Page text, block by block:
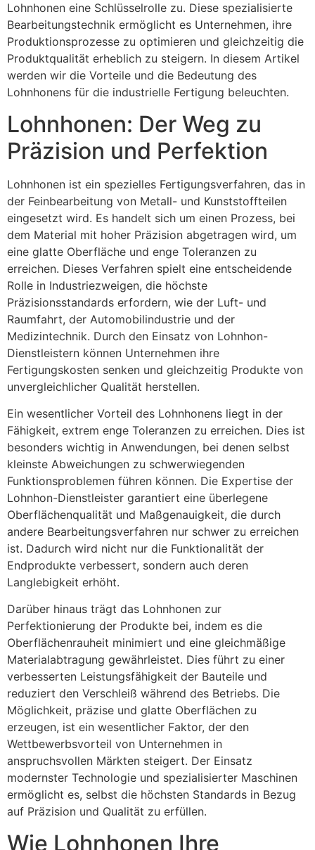
Lohnhonen eine Schlüsselrolle zu. Diese spezialisierte
Bearbeitungstechnik ermöglicht es Unternehmen, ihre
Produktionsprozesse zu optimieren und gleichzeitig die
Produktqualität erheblich zu steigern. In diesem Artikel
werden wir die Vorteile und die Bedeutung des
Lohnhonens für die industrielle Fertigung beleuchten.
Lohnhonen: Der Weg zu
Präzision und Perfektion
Lohnhonen ist ein spezielles Fertigungsverfahren, das in
der Feinbearbeitung von Metall- und Kunststoffteilen
eingesetzt wird. Es handelt sich um einen Prozess, bei
dem Material mit hoher Präzision abgetragen wird, um
eine glatte Oberfläche und enge Toleranzen zu
erreichen. Dieses Verfahren spielt eine entscheidende
Rolle in Industriezweigen, die höchste
Präzisionsstandards erfordern, wie der Luft- und
Raumfahrt, der Automobilindustrie und der
Medizintechnik. Durch den Einsatz von Lohnhon-
Dienstleistern können Unternehmen ihre
Fertigungskosten senken und gleichzeitig Produkte von
unvergleichlicher Qualität herstellen.
Ein wesentlicher Vorteil des Lohnhonens liegt in der
Fähigkeit, extrem enge Toleranzen zu erreichen. Dies ist
besonders wichtig in Anwendungen, bei denen selbst
kleinste Abweichungen zu schwerwiegenden
Funktionsproblemen führen können. Die Expertise der
Lohnhon-Dienstleister garantiert eine überlegene
Oberflächenqualität und Maßgenauigkeit, die durch
andere Bearbeitungsverfahren nur schwer zu erreichen
ist. Dadurch wird nicht nur die Funktionalität der
Endprodukte verbessert, sondern auch deren
Langlebigkeit erhöht.
Darüber hinaus trägt das Lohnhonen zur
Perfektionierung der Produkte bei, indem es die
Oberflächenrauheit minimiert und eine gleichmäßige
Materialabtragung gewährleistet. Dies führt zu einer
verbesserten Leistungsfähigkeit der Bauteile und
reduziert den Verschleiß während des Betriebs. Die
Möglichkeit, präzise und glatte Oberflächen zu
erzeugen, ist ein wesentlicher Faktor, der den
Wettbewerbsvorteil von Unternehmen in
anspruchsvollen Märkten steigert. Der Einsatz
modernster Technologie und spezialisierter Maschinen
ermöglicht es, selbst die höchsten Standards in Bezug
auf Präzision und Qualität zu erfüllen.
Wie Lohnhonen Ihre